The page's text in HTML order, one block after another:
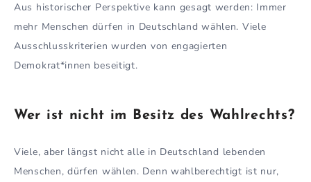
Aus historischer Perspektive kann gesagt werden: Immer
mehr Menschen dürfen in Deutschland wählen. Viele
Ausschlusskriterien wurden von engagierten
Demokrat*innen beseitigt.
Wer ist nicht im Besitz des Wahlrechts?
Viele, aber längst nicht alle in Deutschland lebenden
Menschen, dürfen wählen. Denn wahlberechtigt ist nur,